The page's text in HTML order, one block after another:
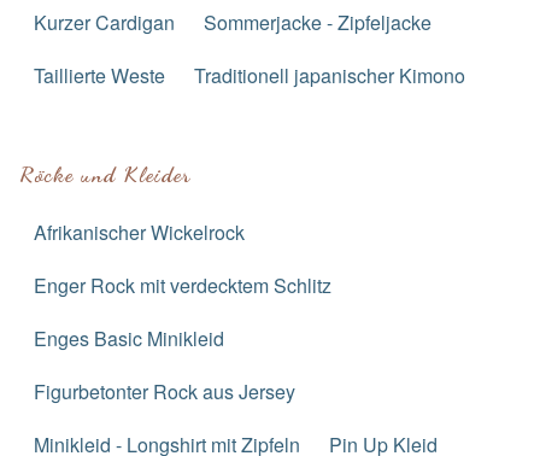
Kurzer Cardigan
Sommerjacke - Zipfeljacke
Taillierte Weste
Traditionell japanischer Kimono
Röcke und Kleider
Afrikanischer Wickelrock
Enger Rock mit verdecktem Schlitz
Enges Basic Minikleid
Figurbetonter Rock aus Jersey
Minikleid - Longshirt mit Zipfeln
Pin Up Kleid